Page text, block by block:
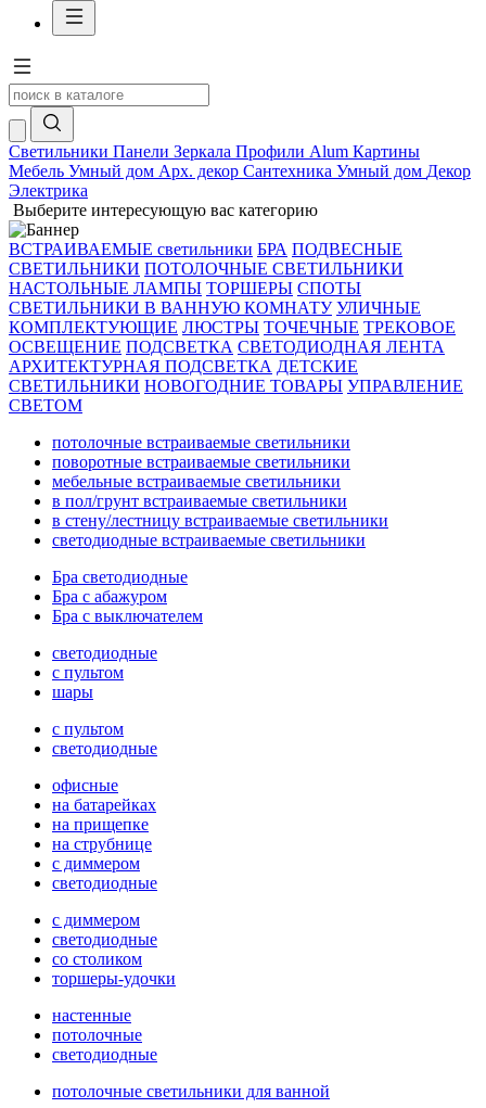
Светильники Панели Зеркала Профили Alum Картины
Мебель Умный дом Арх. декор Сантехника Умный дом Декор
Электрика
Выберите интересующую вас категорию
ВСТРАИВАЕМЫЕ светильники БРА ПОДВЕСНЫЕ
СВЕТИЛЬНИКИ ПОТОЛОЧНЫЕ СВЕТИЛЬНИКИ
НАСТОЛЬНЫЕ ЛАМПЫ ТОРШЕРЫ СПОТЫ
СВЕТИЛЬНИКИ В ВАННУЮ КОМНАТУ УЛИЧНЫЕ
КОМПЛЕКТУЮЩИЕ ЛЮСТРЫ ТОЧЕЧНЫЕ ТРЕКОВОЕ
ОСВЕЩЕНИЕ ПОДСВЕТКА СВЕТОДИОДНАЯ ЛЕНТА
АРХИТЕКТУРНАЯ ПОДСВЕТКА ДЕТСКИЕ
СВЕТИЛЬНИКИ НОВОГОДНИЕ ТОВАРЫ УПРАВЛЕНИЕ
СВЕТОМ
потолочные встраиваемые светильники
поворотные встраиваемые светильники
мебельные встраиваемые светильники
в пол/грунт встраиваемые светильники
в стену/лестницу встраиваемые светильники
светодиодные встраиваемые светильники
Бра светодиодные
Бра с абажуром
Бра с выключателем
светодиодные
с пультом
шары
с пультом
светодиодные
офисные
на батарейках
на прищепке
на струбнице
с диммером
светодиодные
с диммером
светодиодные
со столиком
торшеры-удочки
настенные
потолочные
светодиодные
потолочные светильники для ванной